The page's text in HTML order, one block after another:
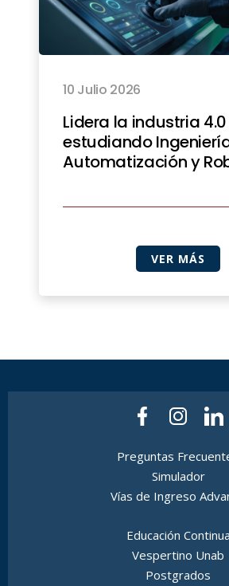
10 Julio 2026
Lidera la industria 4.0
estudiando
Automatización y
VER MÁS